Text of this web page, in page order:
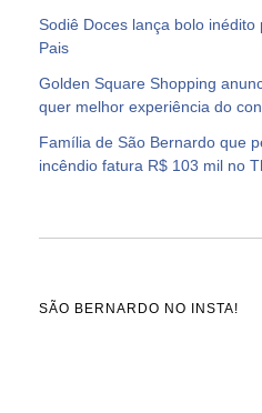
Sodiê Doces lança bolo
Pais
Golden Square Shopping
quer melhor experiência do
Família de São Bernardo que
incêndio fatura R$ 103 mil no
SÃO BERNARDO NO INSTA!